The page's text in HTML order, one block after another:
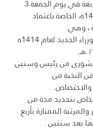
ربيع الأول سنة 1414ه، الخاصة باعتماد
، وهي:
١-  نظام مجلس الوزراء الجديد لعام 1414ه
من رئيس وستين
النخبة من
والاختصاص.
بتحديد مدة من
الممتازة بأربع
بعد سنتين .